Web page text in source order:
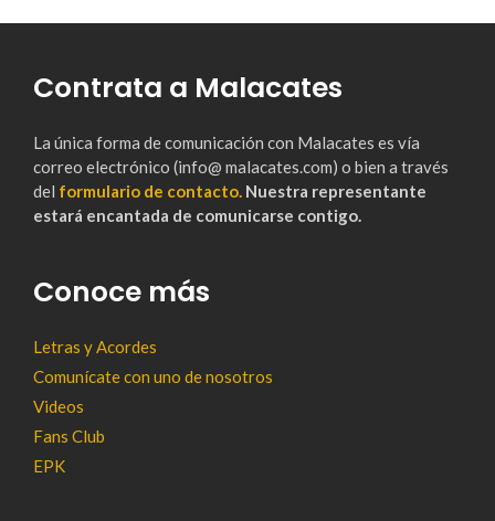
Contrata a Malacates
La única forma de comunicación con Malacates es vía
correo electrónico (info@ malacates.com) o bien a través
del formulario de contacto. Nuestra representante
estará encantada de comunicarse contigo.
Conoce más
Letras y Acordes
Comunícate con uno de nosotros
Videos
Fans Club
EPK